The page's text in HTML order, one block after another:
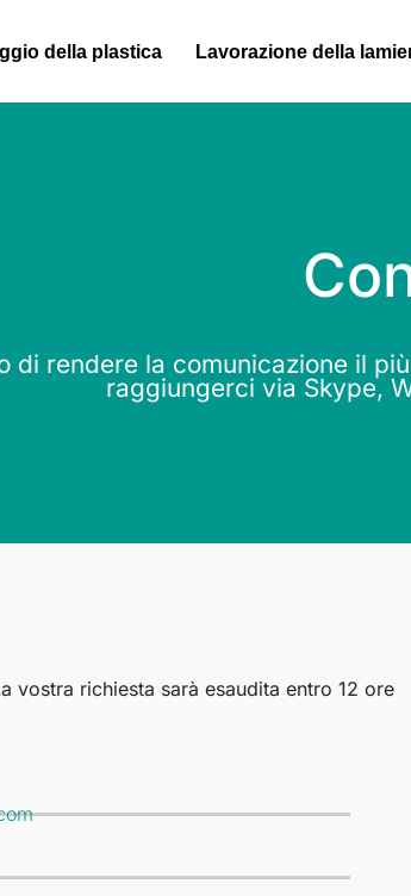
della plastica Lavorazione della
di rendere la comunicazione il
raggiungerci via Skype,
vostra richiesta sarà esaudita entro 12 ore